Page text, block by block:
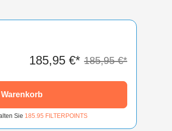
den gewünschten Wert ein
185,95 €* 185,95 €*
Sie 185.95 FILTERPOINTS